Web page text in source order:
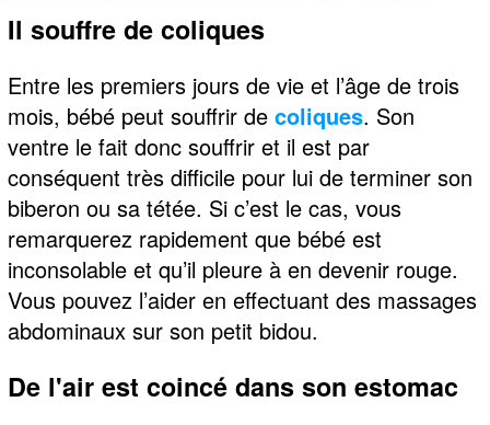
Il souffre de coliques
Entre les premiers jours de vie et l’âge de trois
mois, bébé peut souffrir decoliques. Son
ventre le fait donc souffrir et il est par
conséquent très difficile pour lui de terminer son
biberon ou sa tétée. Si c’est le cas, vous
remarquerez rapidement que bébé est
inconsolable et qu’il pleure à en devenir rouge.
Vous pouvez l’aider en effectuant des massages
abdominaux sur son petit bidou.
De l'air est coincé dans son estomac